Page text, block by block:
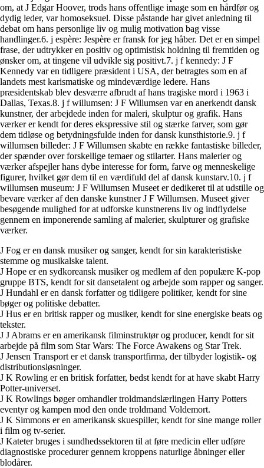
om, at J Edgar Hoover, trods hans offentlige image som en hårdfør og
dydig leder, var homoseksuel. Disse påstande har givet anledning til
debat om hans personlige liv og mulig motivation bag visse
handlinger.6. j espère: Jespère er fransk for jeg håber. Det er en simpel
frase, der udtrykker en positiv og optimistisk holdning til fremtiden og
ønsker om, at tingene vil udvikle sig positivt.7. j f kennedy: J F
Kennedy var en tidligere præsident i USA, der betragtes som en af
landets mest karismatiske og mindeværdige ledere. Hans
præsidentskab blev desværre afbrudt af hans tragiske mord i 1963 i
Dallas, Texas.8. j f willumsen: J F Willumsen var en anerkendt dansk
kunstner, der arbejdede inden for maleri, skulptur og grafik. Hans
værker er kendt for deres ekspressive stil og stærke farver, som gør
dem tidløse og betydningsfulde inden for dansk kunsthistorie.9. j f
willumsen billeder: J F Willumsen skabte en række fantastiske billeder,
der spænder over forskellige temaer og stilarter. Hans malerier og
værker afspejler hans dybe interesse for form, farve og menneskelige
figurer, hvilket gør dem til en værdifuld del af dansk kunstarv.10. j f
willumsen museum: J F Willumsen Museet er dedikeret til at udstille og
bevare værker af den danske kunstner J F Willumsen. Museet giver
besøgende mulighed for at udforske kunstnerens liv og indflydelse
gennem en imponerende samling af malerier, skulpturer og grafiske
værker.
J Fog er en dansk musiker og sanger, kendt for sin karakteristiske
stemme og musikalske talent.
J Hope er en sydkoreansk musiker og medlem af den populære K-pop
gruppe BTS, kendt for sit dansetalent og arbejde som rapper og sanger.
J Hundahl er en dansk forfatter og tidligere politiker, kendt for sine
bøger og politiske debatter.
J Hus er en britisk rapper og musiker, kendt for sine energiske beats og
tekster.
J J Abrams er en amerikansk filminstruktør og producer, kendt for sit
arbejde på film som Star Wars: The Force Awakens og Star Trek.
J Jensen Transport er et dansk transportfirma, der tilbyder logistik- og
distributionsløsninger.
J K Rowling er en britisk forfatter, bedst kendt for at have skabt Harry
Potter-universet.
J K Rowlings bøger omhandler troldmandslærlingen Harry Potters
eventyr og kampen mod den onde troldmand Voldemort.
J K Simmons er en amerikansk skuespiller, kendt for sine mange roller
i film og tv-serier.
J Kateter bruges i sundhedssektoren til at føre medicin eller udføre
diagnostiske procedurer gennem kroppens naturlige åbninger eller
blodårer.